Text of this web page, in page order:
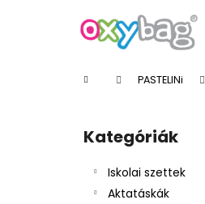
KezdőlapPASTELINi
Kategóriák
átugrása
Kategóriák
Iskolai szettek
Aktatáskák
Vissza
Vissza